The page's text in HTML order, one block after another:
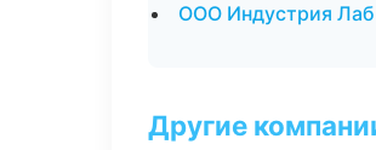
ООО Индустрия
Другие